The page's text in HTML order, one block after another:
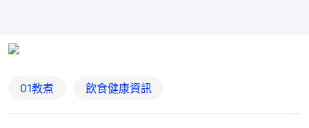
01教煮 飲食健康資訊